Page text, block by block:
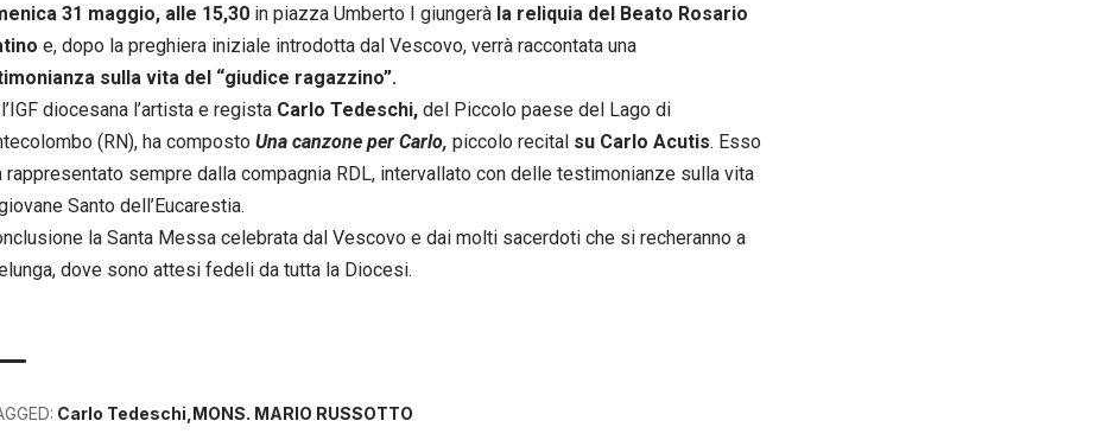
31 maggio, alle 15,30 in piazza Umberto I giungerà la reliquia del Beato Rosario
e, dopo la preghiera iniziale introdotta dal Vescovo, verrà raccontata una
sulla vita del “giudice ragazzino”.
diocesana l’artista e regista Carlo Tedeschi, del Piccolo paese del Lago di
(RN), ha composto Una canzone per Carlo, piccolo recital su Carlo Acutis. Esso
rappresentato sempre dalla compagnia RDL, intervallato con delle testimonianze sulla vita
Santo dell’Eucarestia.
la Santa Messa celebrata dal Vescovo e dai molti sacerdoti che si recheranno a
dove sono attesi fedeli da tutta la Diocesi.
Carlo Tedeschi MONS. MARIO RUSSOTTO